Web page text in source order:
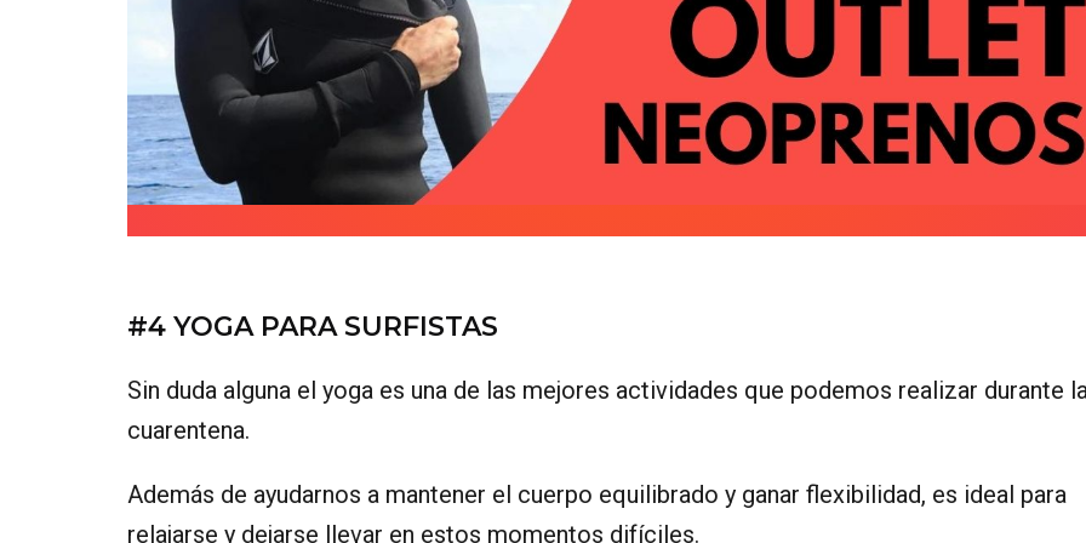
#4 YOGA PARA SURFISTAS
Sin duda alguna el yoga es una de las mejores actividades que podemos realizar durante
cuarentena.
Además de ayudarnos a mantener el cuerpo equilibrado y ganar flexibilidad, es ideal para
relajarse y dejarse llevar en estos momentos difíciles.